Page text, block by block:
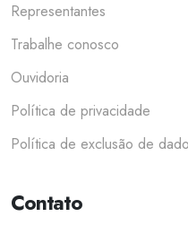
Representantes
Trabalhe conosco
Ouvidoria
Política de privacidade
Política de exclusão de
Contato